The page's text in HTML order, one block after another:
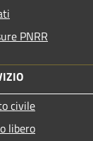
PNRR
civile
libero